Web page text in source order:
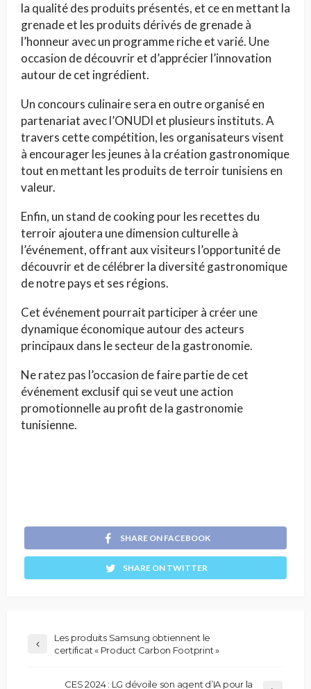
la qualité des produits présentés, et ce en mettant la
grenade et les produits dérivés de grenade à
l’honneur avec un programme riche et varié. Une
occasion de découvrir et d’apprécier l’innovation
autour de cet ingrédient.
Un concours culinaire sera en outre organisé en
partenariat avec l’ONUDI et plusieurs instituts. A
travers cette compétition, les organisateurs visent
à encourager les jeunes à la création gastronomique
tout en mettant les produits de terroir tunisiens en
valeur.
Enfin, un stand de cooking pour les recettes du
terroir ajoutera une dimension culturelle à
l’événement, offrant aux visiteurs l’opportunité de
découvrir et de célébrer la diversité gastronomique
de notre pays et ses régions.
Cet événement pourrait participer à créer une
dynamique économique autour des acteurs
principaux dans le secteur de la gastronomie.
Ne ratez pas l’occasion de faire partie de cet
événement exclusif qui se veut une action
promotionnelle au profit de la gastronomie
tunisienne.
SHARE ON FACEBOOK
SHARE ON TWITTER
Les produits Samsung obtiennent le
certificat « Product Carbon Footprint »
CES 2024 : LG dévoile son agent d’IA pour la